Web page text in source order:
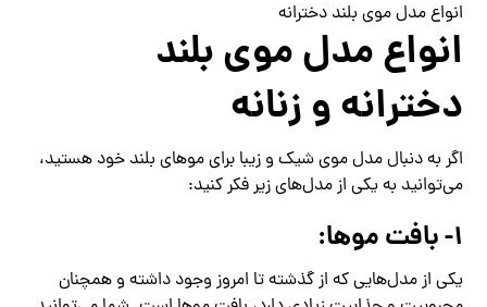
انواع مدل موی بلند دخترانه
انواع مدل موی بلند
دخترانه و زنانه
اگر به دنبال مدل موی شیک و زیبا برای موهای بلند خود هستید،
می‌توانید به یکی از مدل‌های زیر فکر کنید:
۱- بافت موها:
یکی از مدل‌هایی که از گذشته تا امروز وجود داشته و همچنان